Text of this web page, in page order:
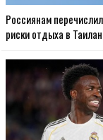
Россиянам
риски отдыха в